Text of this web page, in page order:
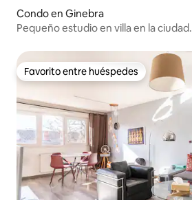
Condo en Ginebra
Pequeño estudio en villa en la ciudad.
Favorito entre huéspedes
Favorito entre huéspedes